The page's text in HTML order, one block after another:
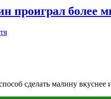
проиграл более
сделать малину вкуснее